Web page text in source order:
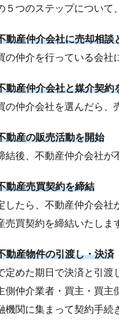
５つのステップについて
動産仲介会社に売却相談
の仲介を行っている会社
動産仲介会社と媒介契約
の仲介会社を選んだら、
動産の販売活動を開始
結後、不動産仲介会社が
動産売買契約を締結
したら、不動産仲介会
売買契約を締結いたしま
動産物件の引渡し・決済
定めた期日で決済と引渡
側仲介業者・買主・買主
機関に集まって契約手続